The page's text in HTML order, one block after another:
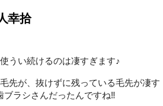
幸拾
うい続けるのは凄すぎます♪
先が、抜けずに残っている毛先が凄す
ブラシさんだったんですね‼︎